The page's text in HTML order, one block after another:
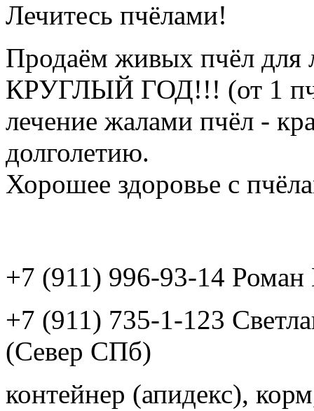
Лечитесь пчёлами!
Продаём живых пчёл для
КРУГЛЫЙ ГОД!!! (от 1
лечение жалами пчёл -
долголетию.
Хорошее здоровье с
+7 (911) 996-93-14
+7 (911) 735-1-123
(Север СПб)
контейнер (апидекс),